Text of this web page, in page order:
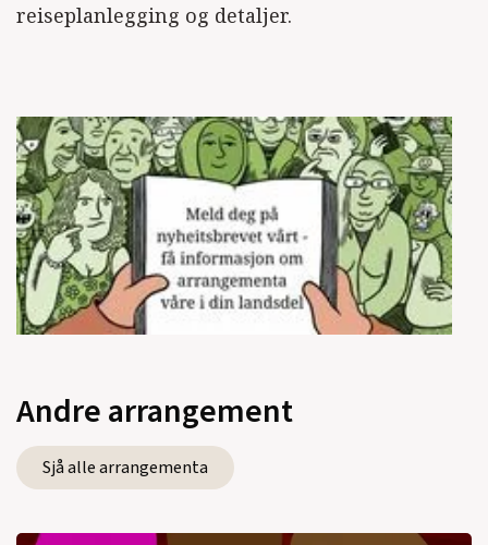
reiseplanlegging og detaljer.
Andre arrangement
Sjå alle arrangementa